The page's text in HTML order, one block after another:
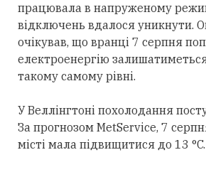
працювала в напруженому
відключень вдалося уникнути.
очікував, що вранці 7 серпня
електроенергію
такому самому рівні.
У Веллінгтоні похолодання
За прогнозом MetService, 7
місті мала підвищитися до 13 °C.